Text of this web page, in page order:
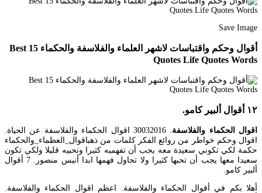
Save Image
أقوال وحكم واقتباسات لاشهر العلماء والفلاسفة والحكماء 15 Best
Quotes Life Quotes Words
١٢ أقوال ألبير كامو.
اقوال الحكماء والفلاسفة
. 30032016 اقوال الحكماء والفلاسفة عن الحياة.
اقوال وحكم خواطر من روائع الفكر كلمات من ذهباقوال_العظماء_والحكماء
حكمة لكي تكوني سعيدة معه يجب أن تفهميه كثيرا وتحبيه قليلا ولكي تكون
سعيدا معها يجب أن تحبها كثيرا ولا تحاول فهمها ابدا أنيس منصور. 7 أقوال
ألبير كامو.
أهلا بكم في أقوال الحكماء والفلاسفة. اعظم اقوال الحكماء والفلاسفة.